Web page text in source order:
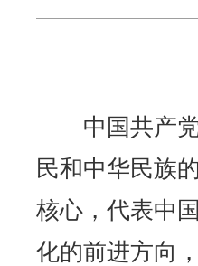
中国共产党
民和中华民族
核心，代表中
化的前进方向